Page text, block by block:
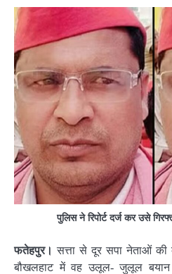
पुलिस ने रिपोर्ट दर्ज कर उसे
फतेहपुर। सत्ता से दूर सपा नेताओं की
बौखलहाट में वह उलूल- जुलूल